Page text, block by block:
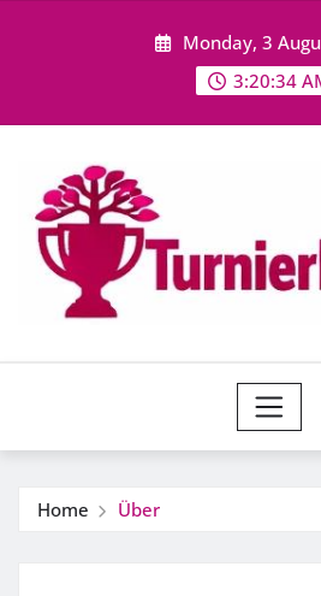
Monday, 3
3:20:35
Home Über